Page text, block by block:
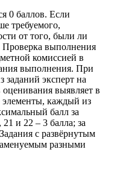
0 баллов. Если
требуемого,
от того, были ли
выполнения
комиссией в
выполнения. При
эксперт на
выявляет в
элементы, каждый из
балл за
и 22 – 3 балла; за
с развёрнутым
разными